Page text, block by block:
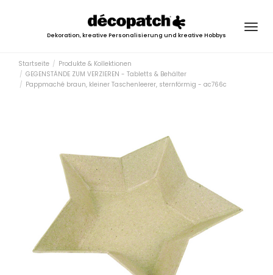
Dekoration, kreative Personalisierung und kreative Hobbys
Startseite
Produkte & Kollektionen
GEGENSTÄNDE ZUM VERZIEREN - Tabletts & Behälter
Pappmaché braun, kleiner Taschenleerer, sternförmig - ac766c